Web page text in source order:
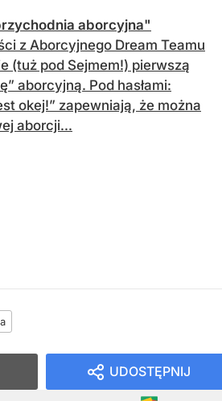
aborcyjna"
z Aborcyjnego Dream Teamu
(tuż pod Sejmem!) pierwszą
aborcyjną. Pod hasłami:
okej!” zapewniają, że można
aborcji...
UDOSTĘPNIJ